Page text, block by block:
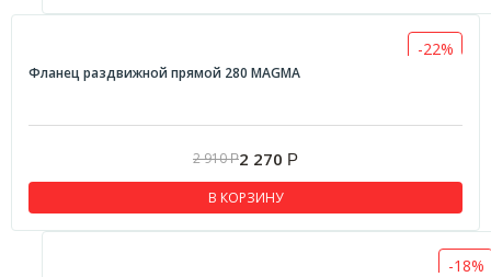
-22%
Фланец раздвижной прямой 280 MAGMA
2 910Р2 270 Р
В КОРЗИНУ
-18%